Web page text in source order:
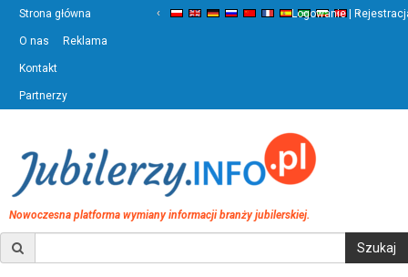
Strona główna
O nas Reklama
Kontakt
Partnerzy
‹ ›
Logowanie |
Nowoczesna platforma wymiany informacji branży jubilerskiej.